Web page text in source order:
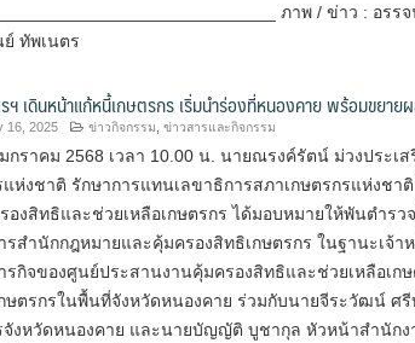
ภาพ / ข่าว : อร
ทัพเนตร
ฯ เดินหน้าแก้หนี้เกษตรกร เริ่มนำร่องที่หนองคาย พร้อมขยาย
16, 2025 ข่าวกิจกรรม ข่าวสารและกิจกรรม
กราคม 2568 เวลา 10.00 น. นายณรงค์รัตน์ ม่วงประเส
แห่งชาติ รักษาการแทนเลขาธิการสภาเกษตรกรแห่งชา
องสิทธิและช่วยเหลือเกษตรกร ได้มอบหมายให้พันตำร
รสำนักกฎหมายและคุ้มครองสิทธิเกษตรกร ในฐานะเจ้า
รกิจของศูนย์ประสานงานคุ้มครองสิทธิและช่วยเหลือเ
ษตรกรในพื้นที่จังหวัดหนองคาย ร่วมกับนายจีระวัฒน์ ศ
จังหวัดหนองคาย และนายบัญญัติ บูชากุล หัวหน้าสำนักง